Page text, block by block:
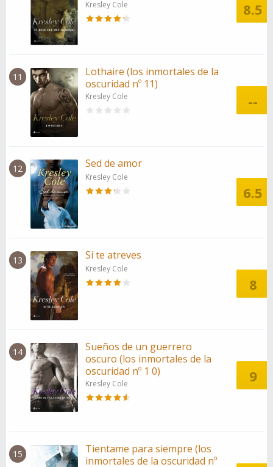
Kresley Cole 8.5
11
Lothaire (los inmortales de la
oscuridad nº 11)
Kresley Cole --
12 Sed de amor
Kresley Cole
6.5
13 Si te atreves
Kresley Cole
8
14
Sueños de un guerrero
oscuro (los inmortales de la
oscuridad nº 1 0)
Kresley Cole 9
15
Tientame para siempre (los
inmortales de la oscuridad nº